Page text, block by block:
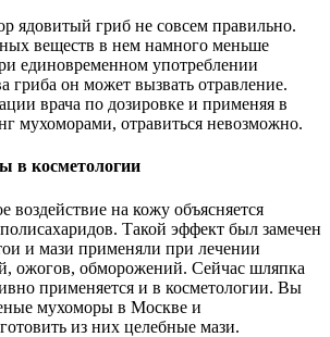
ядовитый гриб не совсем правильно.
веществ в нем намного меньше
единовременном употреблении
гриба он может вызвать отравление.
врача по дозировке и применяя в
мухоморами, отравиться невозможно.
в косметологии
воздействие на кожу объясняется
Такой эффект был замечен
и мази применяли при лечении
ожогов, обморожений. Сейчас шляпка
применяется и в косметологии. Вы
мухоморы в Москве и
из них целебные мази.